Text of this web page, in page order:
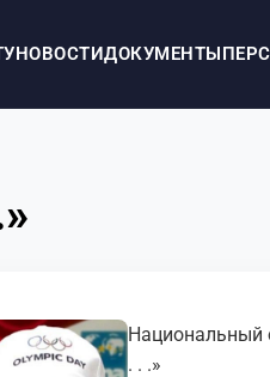
НОВОСТИДОКУМЕНТЫ
Национальный
. . .»